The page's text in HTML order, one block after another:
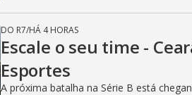
DO R7/HÁ 4 HORAS
Escale o seu time -
Esportes
A próxima batalha na Série B está